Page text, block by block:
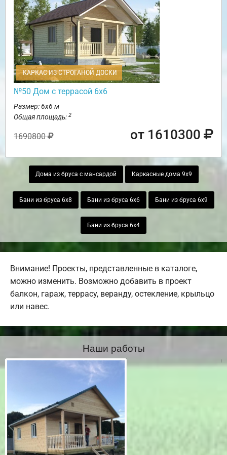
КАРКАС ИЗ СТРОГАНОЙ ДОСКИ
№50 Дом с террасой 6х6
Размер: 6х6 м
Общая площадь: 2
1690800 от 1610300
Дома из бруса с мансардой Каркасные дома 9х9
Бани из бруса 6х8 Бани из бруса 6х6 Бани из бруса 6х9
Бани из бруса 6х4
Внимание! Проекты, представленные в каталоге,
можно изменить. Возможно добавить в проект
балкон, гараж, террасу, веранду, остекление, крыльцо
или навес.
Наши работы